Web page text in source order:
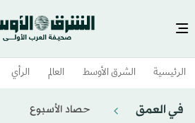
الرئيسية الشرق الأوسط​ العالم الرأي
في العمق حصاد الأسبوع